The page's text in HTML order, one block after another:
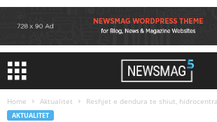
Home Aktualitet Reshjet e dendura te shiut,
AKTUALITET